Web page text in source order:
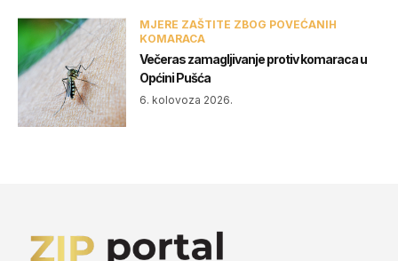
MJERE ZAŠTITE ZBOG POVEĆANIH
KOMARACA
Večeras zamagljivanje protiv komaraca u
Općini Pušća
6. kolovoza 2026.